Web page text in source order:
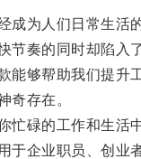
为人们日常生活的
奏的同时却陷入了
够帮助我们提升工
存在。
碌的工作和生活中
企业职员、创业